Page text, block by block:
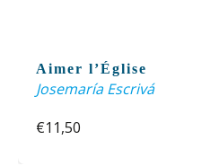
Aimer l’Église
Josemaría Escrivá
€11,50